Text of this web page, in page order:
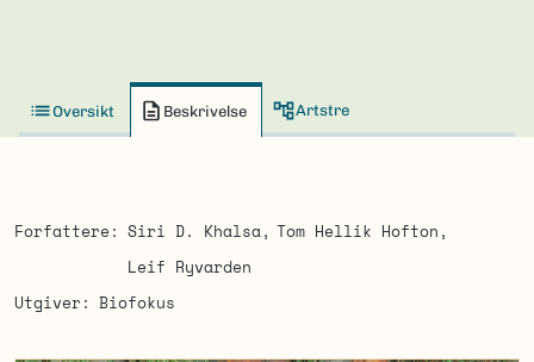
Oversikt Beskrivelse Artstre
Forfattere Siri D. Khalsa
Tom Hellik Hofton
Leif Ryvarden
Utgiver
Biofokus